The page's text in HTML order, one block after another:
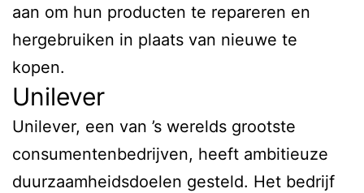
aan om hun producten te repareren en
hergebruiken in plaats van nieuwe te
kopen.
Unilever
Unilever, een van ’s werelds grootste
consumentenbedrijven, heeft ambitieuze
duurzaamheidsdoelen gesteld. Het bedrijf